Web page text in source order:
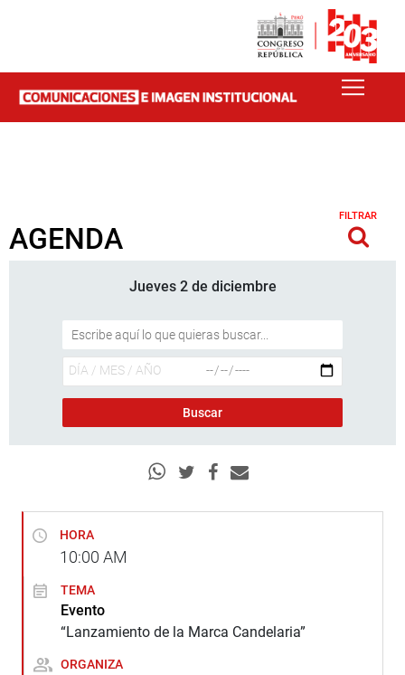
AGENDA
FILTRAR
Jueves 2 de diciembre
HORA
10:00 AM
TEMA
Evento
“Lanzamiento de la Marca Candelaria”
ORGANIZA